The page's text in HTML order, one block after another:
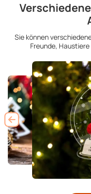
Sie können
Freunde,